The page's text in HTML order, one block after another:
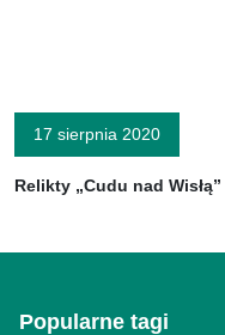
17 sierpnia 2020
Relikty „Cudu nad
Popularne tagi